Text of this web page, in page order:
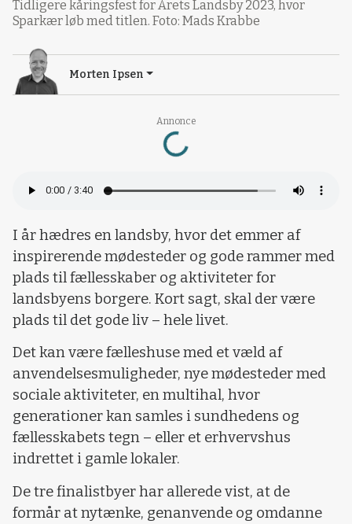
Annonce
Loading...
Tidligere kåringsfest for Årets Landsby 2023, hvor
Sparkær løb med titlen. Foto: Mads Krabbe
Morten Ipsen
I år hædres en landsby, hvor det emmer af
inspirerende mødesteder og gode rammer med
plads til fællesskaber og aktiviteter for
landsbyens borgere. Kort sagt, skal der være
plads til det gode liv – hele livet.
Det kan være fælleshuse med et væld af
anvendelsesmuligheder, nye mødesteder med
sociale aktiviteter, en multihal, hvor
generationer kan samles i sundhedens og
fællesskabets tegn – eller et erhvervshus
indrettet i gamle lokaler.
De tre finalistbyer har allerede vist, at de
formår at nytænke, genanvende og omdanne